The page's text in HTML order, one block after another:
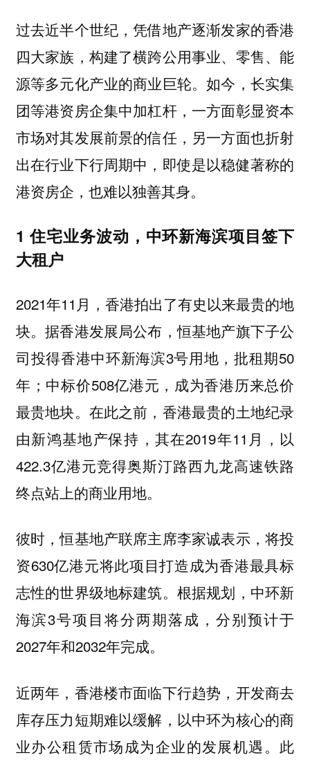
过去近半个世纪，凭借地产逐渐发家的香港
四大家族，构建了横跨公用事业、零售、能
源等多元化产业的商业巨轮。如今，长实集
团等港资房企集中加杠杆，一方面彰显资本
市场对其发展前景的信任，另一方面也折射
出在行业下行周期中，即使是以稳健著称的
港资房企，也难以独善其身。
1 住宅业务波动，中环新海滨项目签下
大租户
2021年11月，香港拍出了有史以来最贵的地
块。据香港发展局公布，恒基地产旗下子公
司投得香港中环新海滨3号用地，批租期50
年；中标价508亿港元，成为香港历来总价
最贵地块。在此之前，香港最贵的土地纪录
由新鸿基地产保持，其在2019年11月，以
422.3亿港元竞得奥斯汀路西九龙高速铁路
终点站上的商业用地。
彼时，恒基地产联席主席李家诚表示，将投
资630亿港元将此项目打造成为香港最具标
志性的世界级地标建筑。根据规划，中环新
海滨3号项目将分两期落成，分别预计于
2027年和2032年完成。
近两年，香港楼市面临下行趋势，开发商去
库存压力短期难以缓解，以中环为核心的商
业办公租赁市场成为企业的发展机遇。此